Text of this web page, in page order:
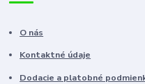
O nás
Kontaktné údaje
Dodacie a platobné